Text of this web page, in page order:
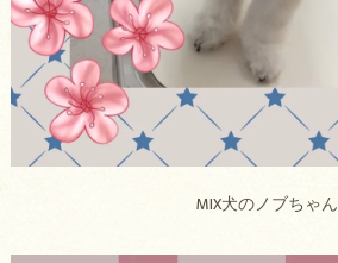
MIX犬のノブちゃん